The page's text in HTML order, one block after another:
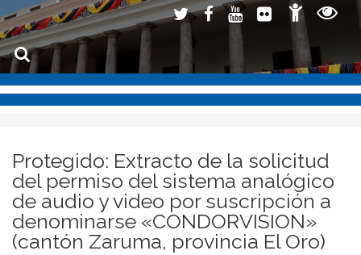
Protegido: Extracto de la solicitud
del permiso del sistema analógico
de audio y video por suscripción a
denominarse «CONDORVISION»
(cantón Zaruma, provincia El Oro)